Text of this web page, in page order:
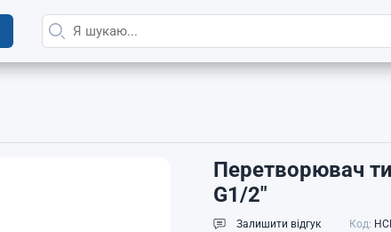
Перетворювач
G1/2"
Залишити відгук Код: